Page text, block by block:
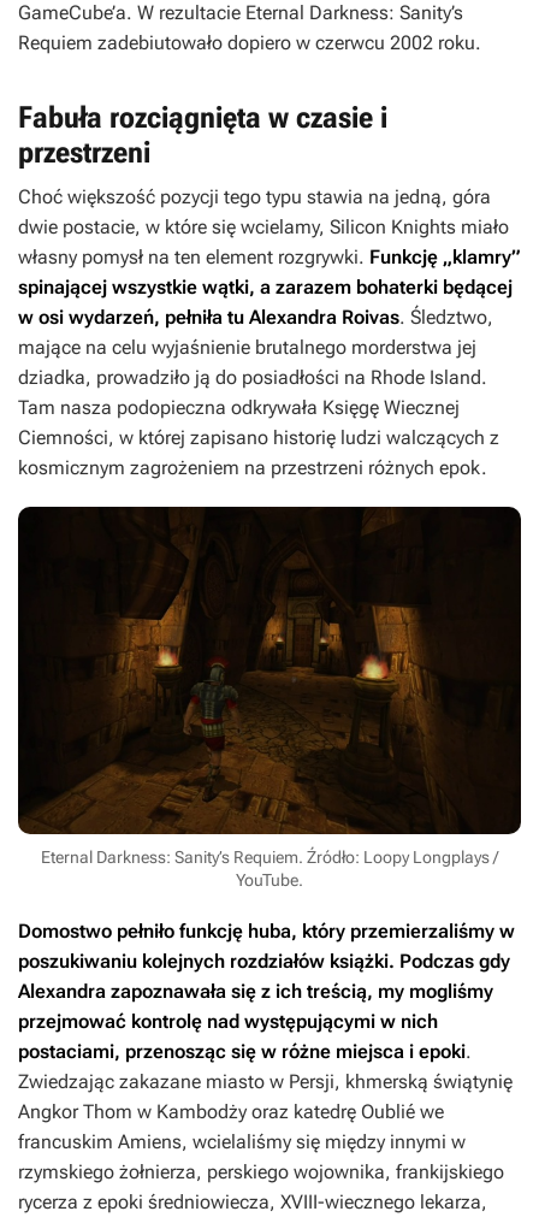
GameCube’a. W rezultacie Eternal Darkness: Sanity’s
Requiem zadebiutowało dopiero w czerwcu 2002 roku.
Fabuła rozciągnięta w czasie i
przestrzeni
Choć większość pozycji tego typu stawia na jedną, góra
dwie postacie, w które się wcielamy, Silicon Knights miało
własny pomysł na ten element rozgrywki. Funkcję „klamry”
spinającej wszystkie wątki, a zarazem bohaterki będącej
w osi wydarzeń, pełniła tu Alexandra Roivas. Śledztwo,
mające na celu wyjaśnienie brutalnego morderstwa jej
dziadka, prowadziło ją do posiadłości na Rhode Island.
Tam nasza podopieczna odkrywała Księgę Wiecznej
Ciemności, w której zapisano historię ludzi walczących z
kosmicznym zagrożeniem na przestrzeni różnych epok.
Eternal Darkness: Sanity’s Requiem. Źródło: Loopy Longplays /
YouTube.
Domostwo pełniło funkcję huba, który przemierzaliśmy w
poszukiwaniu kolejnych rozdziałów książki. Podczas gdy
Alexandra zapoznawała się z ich treścią, my mogliśmy
przejmować kontrolę nad występującymi w nich
postaciami, przenosząc się w różne miejsca i epoki.
Zwiedzając zakazane miasto w Persji, khmerską świątynię
Angkor Thom w Kambodży oraz katedrę Oublié we
francuskim Amiens, wcielaliśmy się między innymi w
rzymskiego żołnierza, perskiego wojownika, frankijskiego
rycerza z epoki średniowiecza, XVIII-wiecznego lekarza,